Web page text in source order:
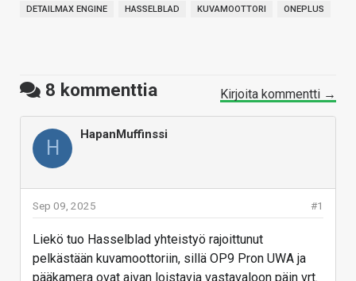
DETAILMAX ENGINE HASSELBLAD KUVAMOOTTORI ONEPLUS
8 kommenttia Kirjoita kommentti →
H
HapanMuffinssi
#1
Sep 09, 2025
Liekö tuo Hasselblad yhteistyö rajoittunut
pelkästään kuvamoottoriin, sillä OP9 Pron UWA ja
pääkamera ovat aivan loistavia vastavaloon päin vrt.